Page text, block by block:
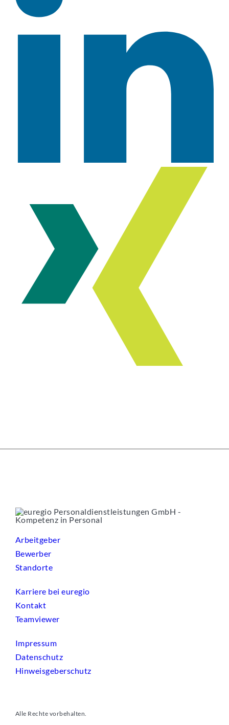
Arbeitgeber
Bewerber
Standorte
Karriere bei euregio
Kontakt
Teamviewer
Impressum
Datenschutz
Hinweisgeberschutz
Alle Rechte vorbehalten.